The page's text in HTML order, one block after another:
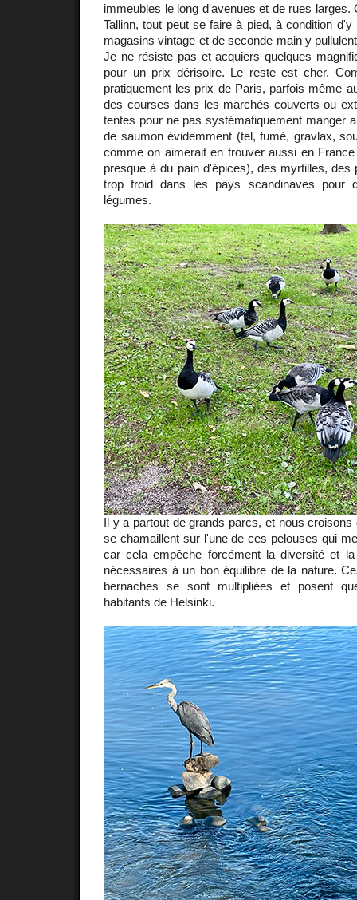
immeubles le long d'avenues et de rues larges.
Tallinn, tout peut se faire à pied, à condition
magasins vintage et de seconde main y
Je ne résiste pas et acquiers quelques
pour un prix dérisoire. Le reste est cher.
pratiquement les prix de Paris, parfois même
des courses dans les marchés couverts ou
tentes pour ne pas systématiquement manger
de saumon évidemment (tel, fumé, gravlax,
comme on aimerait en trouver aussi en
presque à du pain d'épices), des myrtilles, des
trop froid dans les pays scandinaves pour
légumes.
Il y a partout de grands parcs, et nous
se chamaillent sur l'une de ces pelouses qui
car cela empêche forcément la diversité et la
nécessaires à un bon équilibre de la nature.
bernaches se sont multipliées et posent
habitants de Helsinki.